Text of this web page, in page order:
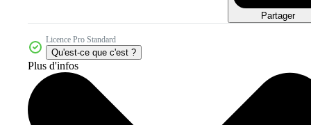
Partager
Licence Pro Standard
Qu'est-ce que c'est ?
Plus d'infos